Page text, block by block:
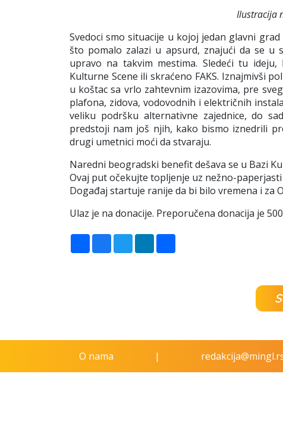
Ilustracija
Svedoci smo situacije u kojoj jedan glavni
što pomalo zalazi u apsurd, znajući da se u
upravo na takvim mestima. Sledeći tu
Kulturne Scene ili skraćeno FAKS. Iznajmivši
u koštac sa vrlo zahtevnim izazovima, pre
plafona, zidova, vodovodnih i električnih
veliku podršku alternativne zajednice, do
predstoji nam još njih, kako bismo iznedrili
drugi umetnici moći da stvaraju.
Naredni beogradski benefit dešava se u Bazi
Ovaj put očekujte topljenje uz nežno-
Događaj startuje ranije da bi bilo vremena i za
Ulaz je na donacije. Preporučena donacija je
ShareFacebook
TwitterLinkedIn
O nama |